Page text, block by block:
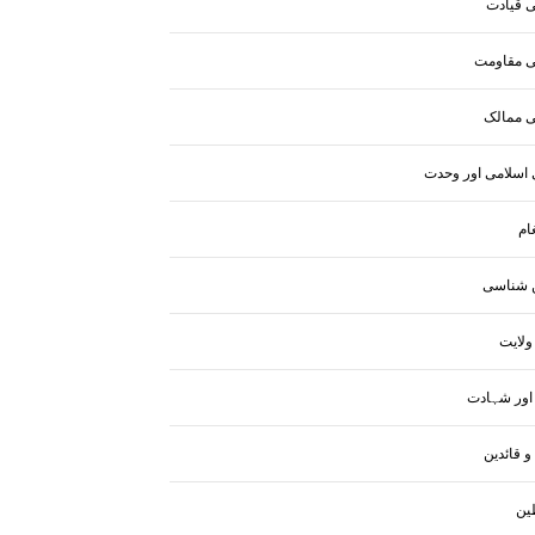
قیادت
مقاومت
ممالک
اسلامی اور وحدت
شناسی
شہادت
قائدین